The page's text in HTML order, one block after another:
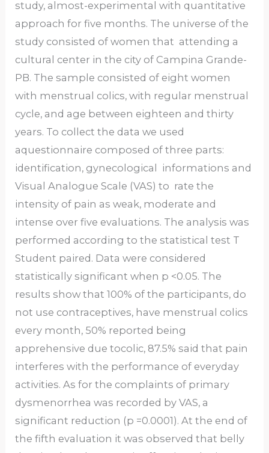
study, almost-experimental with quantitative
approach for five months. The universe of the
study consisted of women that attending a
cultural center in the city of Campina Grande-
PB. The sample consisted of eight women
with menstrual colics, with regular menstrual
cycle, and age between eighteen and thirty
years. To collect the data we used
aquestionnaire composed of three parts:
identification, gynecological informations and
Visual Analogue Scale (VAS) to rate the
intensity of pain as weak, moderate and
intense over five evaluations. The analysis was
performed according to the statistical test T
Student paired. Data were considered
statistically significant when p <0.05. The
results show that 100% of the participants, do
not use contraceptives, have menstrual colics
every month, 50% reported being
apprehensive due tocolic, 87.5% said that pain
interferes with the performance of everyday
activities. As for the complaints of primary
dysmenorrhea was recorded by VAS, a
significant reduction (p =0.0001). At the end of
the fifth evaluation it was observed that belly